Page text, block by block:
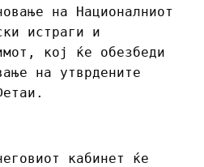
на Националниот
истраги и
кој ќе обезбеди
на утврдените
кабинет ќе